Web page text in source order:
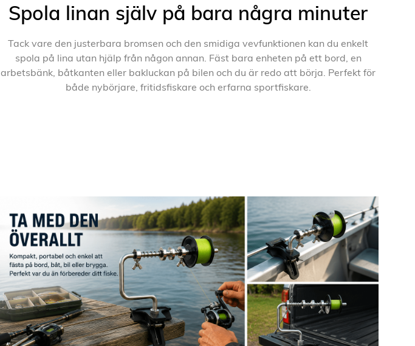
Spola linan själv på bara några minuter
Tack vare den justerbara bromsen och den smidiga vevfunktionen kan du enkelt
spola på lina utan hjälp från någon annan. Fäst bara enheten på ett bord, en
arbetsbänk, båtkanten eller bakluckan på bilen och du är redo att börja. Perfekt för
både nybörjare, fritidsfiskare och erfarna sportfiskare.